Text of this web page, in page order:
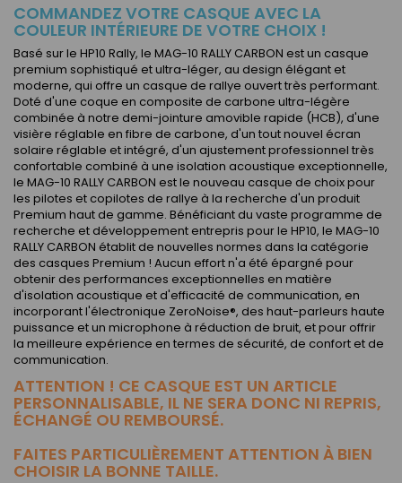
COMMANDEZ VOTRE CASQUE AVEC LA
COULEUR INTÉRIEURE DE VOTRE CHOIX !
Basé sur le HP10 Rally, le MAG-10 RALLY CARBON est un casque
premium sophistiqué et ultra-léger, au design élégant et
moderne, qui offre un casque de rallye ouvert très performant.
Doté d'une coque en composite de carbone ultra-légère
combinée à notre demi-jointure amovible rapide (HCB), d'une
visière réglable en fibre de carbone, d'un tout nouvel écran
solaire réglable et intégré, d'un ajustement professionnel très
confortable combiné à une isolation acoustique exceptionnelle,
le MAG-10 RALLY CARBON est le nouveau casque de choix pour
les pilotes et copilotes de rallye à la recherche d'un produit
Premium haut de gamme. Bénéficiant du vaste programme de
recherche et développement entrepris pour le HP10, le MAG-10
RALLY CARBON établit de nouvelles normes dans la catégorie
des casques Premium ! Aucun effort n'a été épargné pour
obtenir des performances exceptionnelles en matière
d'isolation acoustique et d'efficacité de communication, en
incorporant l'électronique ZeroNoise®, des haut-parleurs haute
puissance et un microphone à réduction de bruit, et pour offrir
la meilleure expérience en termes de sécurité, de confort et de
communication.
ATTENTION ! CE CASQUE EST UN ARTICLE
PERSONNALISABLE, IL NE SERA DONC NI REPRIS,
ÉCHANGÉ OU REMBOURSÉ.
FAITES PARTICULIÈREMENT ATTENTION À BIEN
CHOISIR LA BONNE TAILLE.